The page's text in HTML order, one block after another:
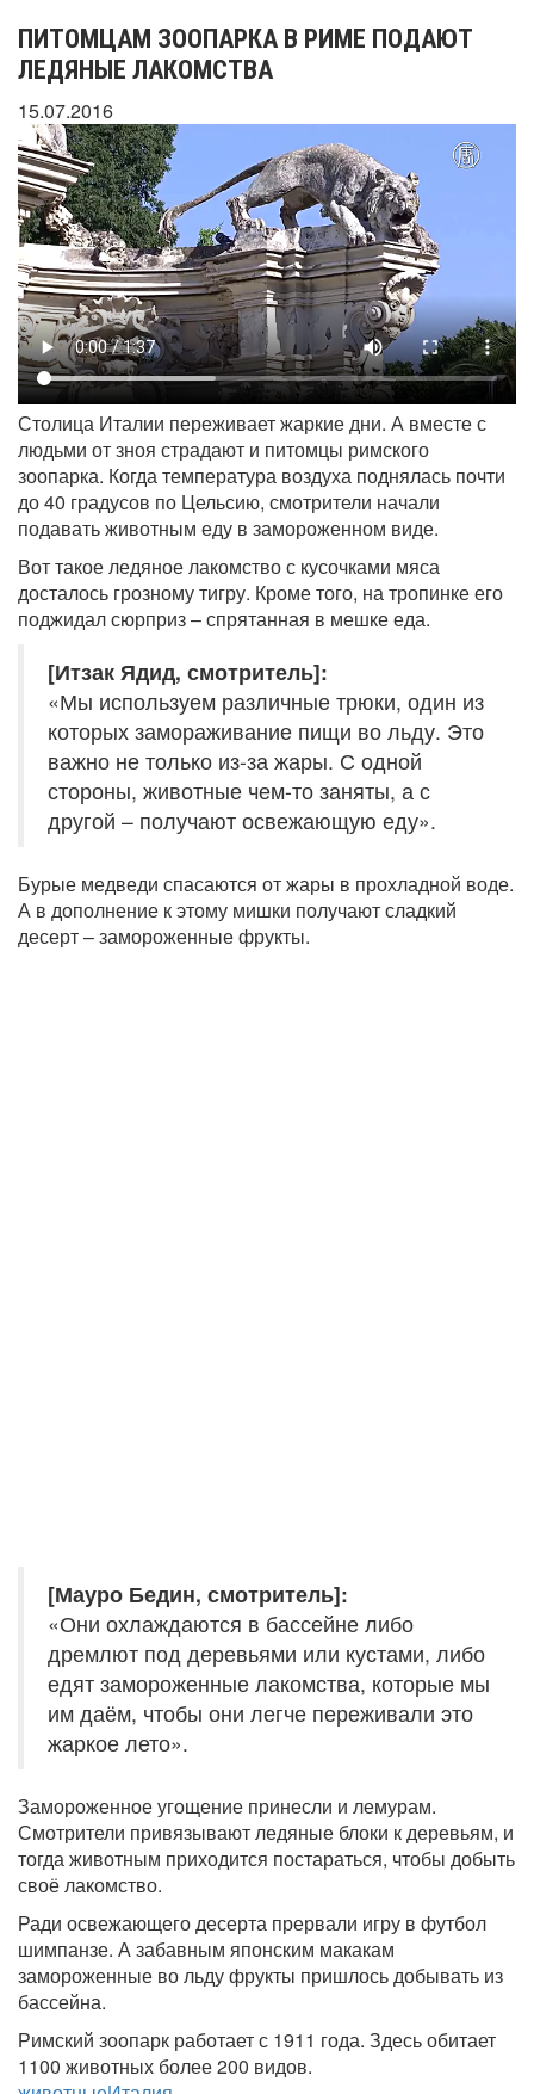
ПИТОМЦАМ ЗООПАРКА В РИМЕ ПОДАЮТ
ЛЕДЯНЫЕ ЛАКОМСТВА
15.07.2016
Столица Италии переживает жаркие дни. А вместе с
людьми от зноя страдают и питомцы римского
зоопарка. Когда температура воздуха поднялась почти
до 40 градусов по Цельсию, смотрители начали
подавать животным еду в замороженном виде.
Вот такое ледяное лакомство с кусочками мяса
досталось грозному тигру. Кроме того, на тропинке его
поджидал сюрприз – спрятанная в мешке еда.
[Итзак Ядид, смотритель]:
«Мы используем различные трюки, один из
которых замораживание пищи во льду. Это
важно не только из-за жары. С одной
стороны, животные чем-то заняты, а с
другой – получают освежающую еду».
Бурые медведи спасаются от жары в прохладной воде.
А в дополнение к этому мишки получают сладкий
десерт – замороженные фрукты.
[Мауро Бедин, смотритель]:
«Они охлаждаются в бассейне либо
дремлют под деревьями или кустами, либо
едят замороженные лакомства, которые мы
им даём, чтобы они легче переживали это
жаркое лето».
Замороженное угощение принесли и лемурам.
Смотрители привязывают ледяные блоки к деревьям, и
тогда животным приходится постараться, чтобы добыть
своё лакомство.
Ради освежающего десерта прервали игру в футбол
шимпанзе. А забавным японским макакам
замороженные во льду фрукты пришлось добывать из
бассейна.
Римский зоопарк работает с 1911 года. Здесь обитает
1100 животных более 200 видов.